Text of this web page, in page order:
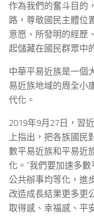
作為我們的奮斗目的
路，尊敬國民主體位
意愿、所發明的經歷
起儲藏在國民群眾中
中華平易近族是一個
易近族地域的周全小
代化。
2019年9月27日，習
上指出，把各族國
數平易近族和平易近
化。“我們要加速多
公共辦事均等化，進
改造成長結果更多更
取得感、幸福感、平